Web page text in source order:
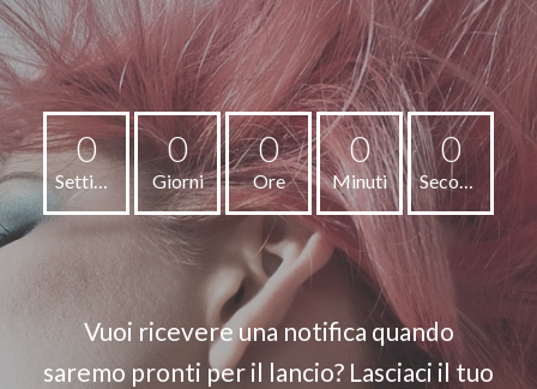
0 0
Giorni
0
Ore
0
Minuti
0
Secondi
Vuoi ricevere una notifica quando
saremo pronti per il lancio? Lasciaci il tuo